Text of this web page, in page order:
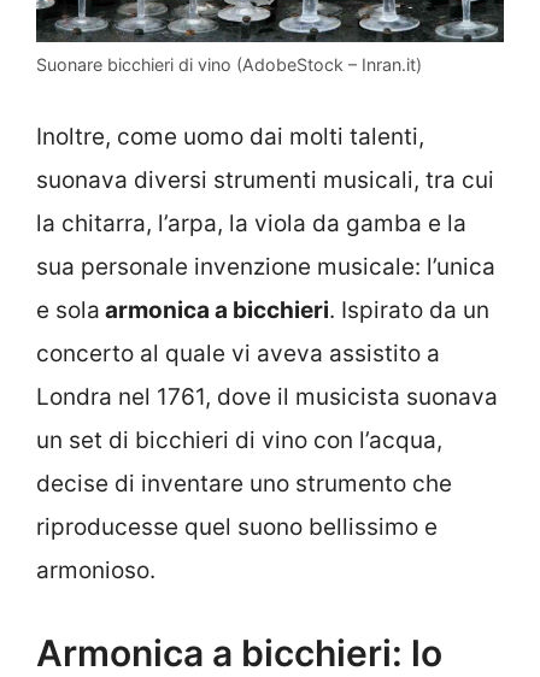
Suonare bicchieri di vino (AdobeStock – Inran.it)
Inoltre, come uomo dai molti talenti,
suonava diversi strumenti musicali, tra cui
la chitarra, l’arpa, la viola da gamba e la
sua personale invenzione musicale: l’unica
e sola armonica a bicchieri. Ispirato da un
concerto al quale vi aveva assistito a
Londra nel 1761, dove il musicista suonava
un set di bicchieri di vino con l’acqua,
decise di inventare uno strumento che
riproducesse quel suono bellissimo e
armonioso.
Armonica a bicchieri: lo